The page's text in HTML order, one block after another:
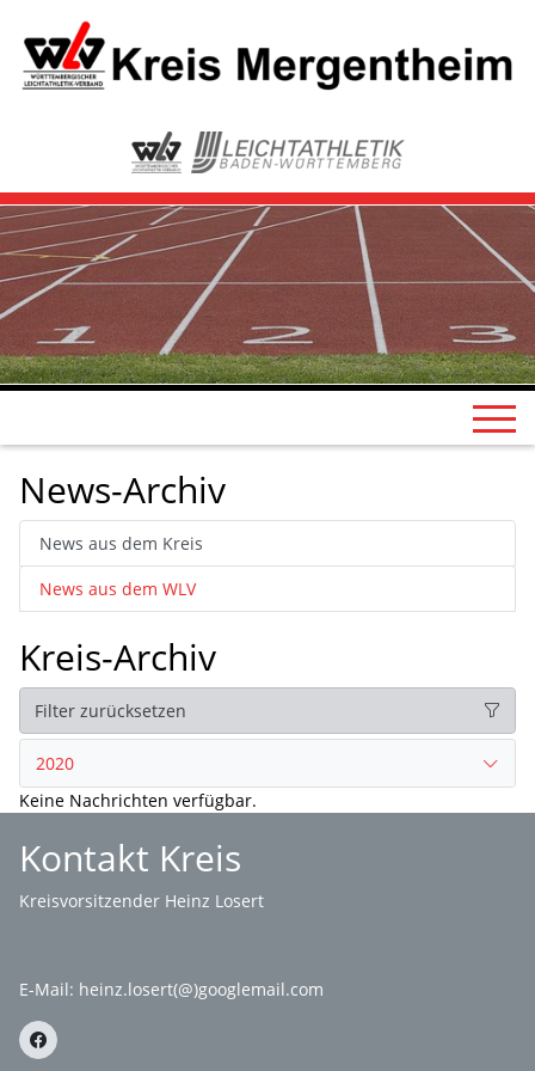
News-Archiv
News aus dem Kreis
News aus dem WLV
Kreis-Archiv
Filter zurücksetzen
2020
Keine Nachrichten verfügbar.
Kontakt Kreis
Kreisvorsitzender Heinz Losert
E-Mail: heinz.losert(@)googlemail.com